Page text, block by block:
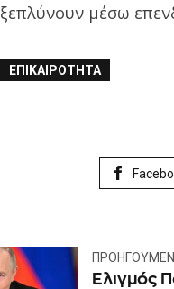
ξεπλύνουν μέσω
ΕΠΙΚΑΙΡΌΤΗΤΑ
Eλιγμός